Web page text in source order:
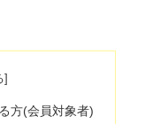
方(会員対象者)